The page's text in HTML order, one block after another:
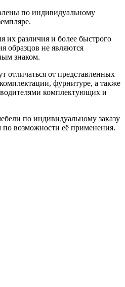
по индивидуальному
их различия и более быстрого
образцов не являются
знаком.
отличаться от представленных
фурнитуре, а также
комплектующих и
по индивидуальному заказу
по возможности её применения.